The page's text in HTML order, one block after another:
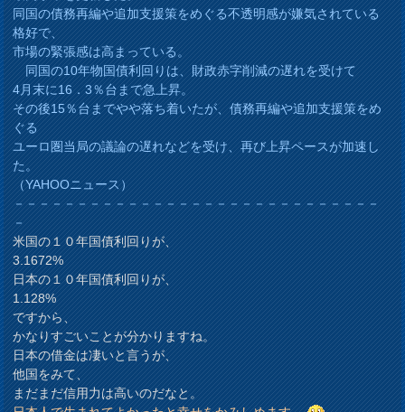
同国の債務再編や追加支援策をめぐる不透明感が嫌気されている
格好で、
市場の緊張感は高まっている。
同国の10年物国債利回りは、財政赤字削減の遅れを受けて
4月末に16．3％台まで急上昇。
その後15％台までやや落ち着いたが、債務再編や追加支援策をめ
ぐる
ユーロ圏当局の議論の遅れなどを受け、再び上昇ペースが加速し
た。
（YAHOOニュース）
－－－－－－－－－－－－－－－－－－－－－－－－－－－－－
－
米国の１０年国債利回りが、
3.1672%
日本の１０年国債利回りが、
1.128%
ですから、
かなりすごいことが分かりますね。
日本の借金は凄いと言うが、
他国をみて、
まだまだ信用力は高いのだなと。